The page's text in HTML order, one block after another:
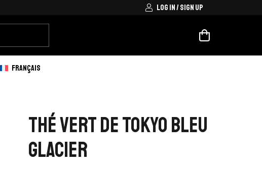
LOG IN / SIGN UP
FRANÇAIS
THÉ VERT DE TOKYO BLEU
GLACIER